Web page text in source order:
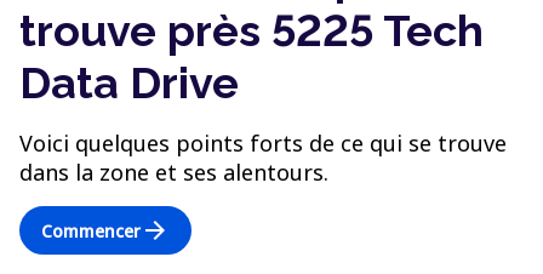
trouve près 5225 Tech
Data Drive
Voici quelques points forts de ce qui se trouve
dans la zone et ses alentours.
Commencerarrow_forward